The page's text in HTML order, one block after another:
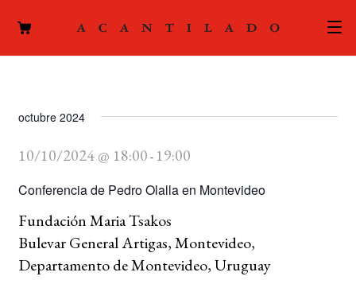
AUTORES
ACTUALIDAD
PODCAST
LA EDITORIAL
FOREIGN RIGHTS
octubre 2024
Conferencia de Pedro Olalla en Montevideo
10/10/2024 @ 18:00 - 19:00
Fundación Maria Tsakos
Bulevar General Artigas, Montevideo,
Departamento de Montevideo, Uruguay